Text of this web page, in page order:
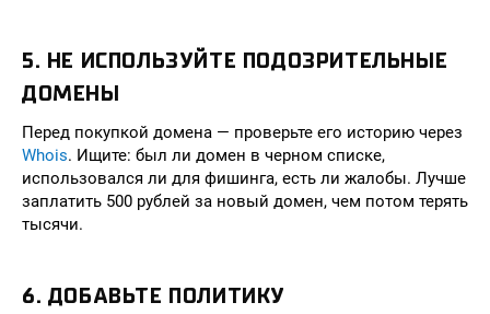
5. НЕ ИСПОЛЬЗУЙТЕ ПОДОЗРИТЕЛЬНЫЕ
ДОМЕНЫ
Перед покупкой домена — проверьте его историю через
Whois. Ищите: был ли домен в черном списке,
использовался ли для фишинга, есть ли жалобы. Лучше
заплатить 500 рублей за новый домен, чем потом терять
тысячи.
6. ДОБАВЬТЕ ПОЛИТИКУ